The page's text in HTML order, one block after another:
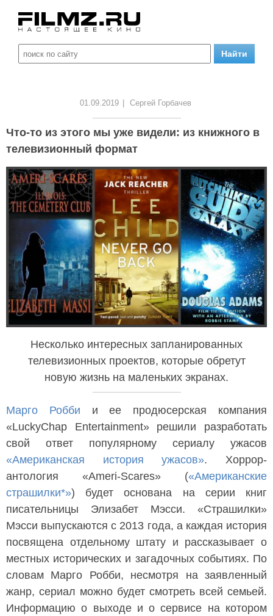
01.09.2019 Сергей Горбачев
Что-то из этого мы уже видели: из книжного в
телевизионный формат
Несколько интересных запланированных
телевизионных проектов, которые обретут
новую жизнь на маленьких экранах.
Марго Робби и ее продюсерская компания
«LuckyChap Entertainment» решили разработать
свой ответ популярному сериалу ужасов
«Американская история ужасов». Хоррор-
антология «Ameri-Scares» («Американские
страшилки*») будет основана на серии книг
писательницы Элизабет Мэсси. «Страшилки»
Мэсси выпускаются с 2013 года, а каждая история
посвящена отдельному штату и рассказывает о
местных исторических и загадочных событиях. По
словам Марго Робби, несмотря на заявленный
жанр, сериал можно будет смотреть всей семьей.
Информацию о выходе и о сервисе на котором